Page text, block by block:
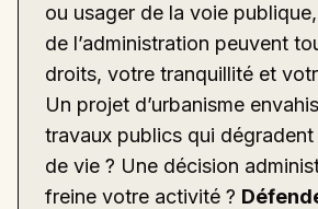
ou usager de la voie
de l’administration peuvent
droits, votre tranquillité et
Un projet d’urbanisme
travaux publics qui
de vie ? Une décision
freine votre activité ?